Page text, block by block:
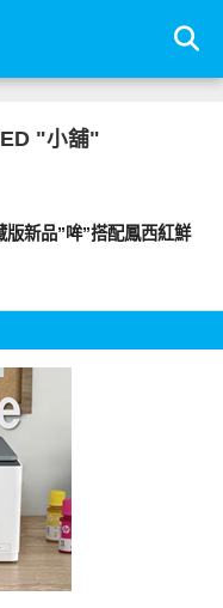
"小舖"
版新品”哞”搭配鳳西紅鮮